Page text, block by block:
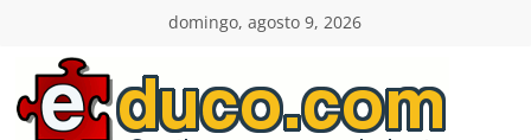
contenido
domingo, agosto 9, 2026